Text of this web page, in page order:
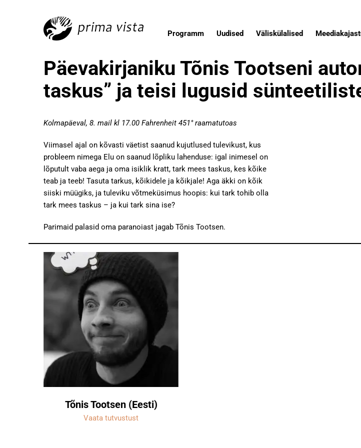
Programm Uudised Väliskülalised
Päevakirjaniku Tõnis Tootseni
taskus” ja teisi lugusid
Kolmapäeval, 8. mail kl 17.00 Fahrenheit 451° raamatutoas
Viimasel ajal on kõvasti väetist saanud kujutlused tulevikust, kus
probleem nimega Elu on saanud lõpliku lahenduse: igal inimesel on
lõputult vaba aega ja oma isiklik kratt, tark mees taskus, kes kõike
teab ja teeb! Tasuta tarkus, kõikidele ja kõikjale! Aga äkki on kõik
siiski müügiks, ja tuleviku võtmeküsimus hoopis: kui tark tohib olla
tark mees taskus – ja kui tark sina ise?
Parimaid palasid oma paranoiast jagab Tõnis Tootsen.
Tõnis Tootsen (Eesti)
Vaata tutvustust